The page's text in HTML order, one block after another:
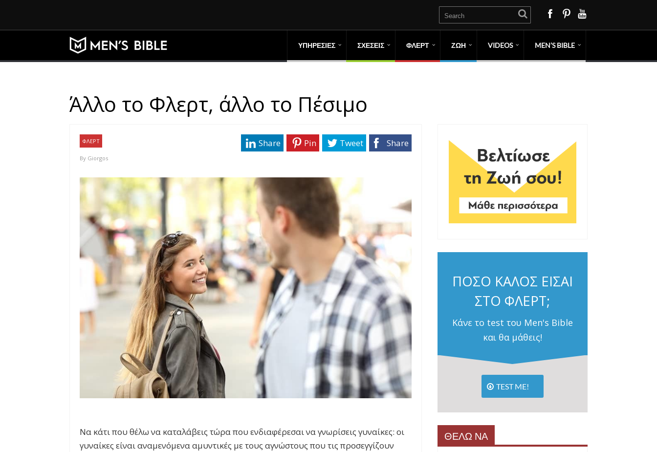
ΥΠΗΡΕΣΙΕΣ ΣΧΕΣΕΙΣ ΦΛΕΡΤ ΖΩΗ VIDEOS MEN’S BIBLE
Άλλο το Φλερτ, άλλο το Πέσιμο
ΦΛΕΡΤ
By Giorgos
Share
Tweet
Pin
Share
Να κάτι που θέλω να καταλάβεις τώρα που ενδιαφέρεσαι να γνωρίσεις γυναίκες: οι
γυναίκες είναι αναμενόμενα αμυντικές με τους αγνώστους που τις προσεγγίζουν
ΠΟΣΟ ΚΑΛΟΣ ΕΙΣΑΙ
ΣΤΟ ΦΛΕΡΤ;
Κάνε το test του Men's Bible
και θα μάθεις!
TEST ME!
ΘΕΛΩ ΝΑ